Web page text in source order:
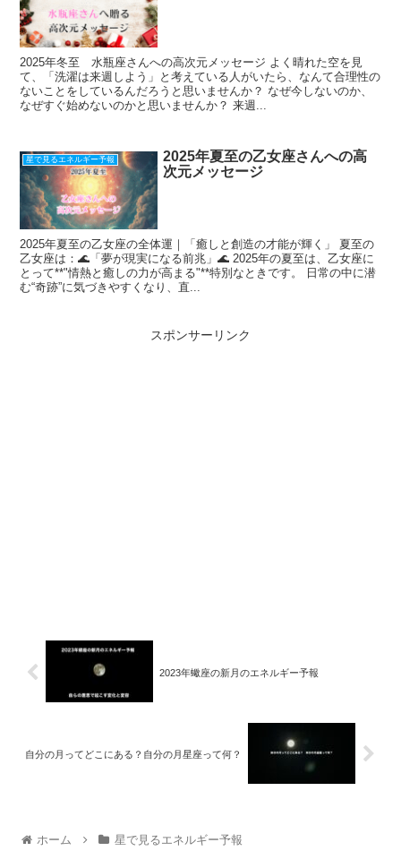
2025年冬至 水瓶座さんへの高次元メッセージ よく晴れた空を見
て、「洗濯は来週しよう」と考えている人がいたら、なんて合理性の
ないことをしているんだろうと思いませんか？ なぜ今しないのか、
なぜすぐ始めないのかと思いませんか？ 来週...
星で見るエネルギー予報
2025年夏至の乙女座さんへの高
次元メッセージ
2025年夏至の乙女座の全体運｜「癒しと創造の才能が輝く」 夏至の
乙女座は：🌊「夢が現実になる前兆」🌊 2025年の夏至は、乙女座に
とって**"情熱と癒しの力が高まる"**特別なときです。 日常の中に潜
む“奇跡”に気づきやすくなり、直...
スポンサーリンク
2023年蠍座の新月のエネルギー予報
自分の月ってどこにある？自分の月星座って何？
ホーム 星で見るエネルギー予報